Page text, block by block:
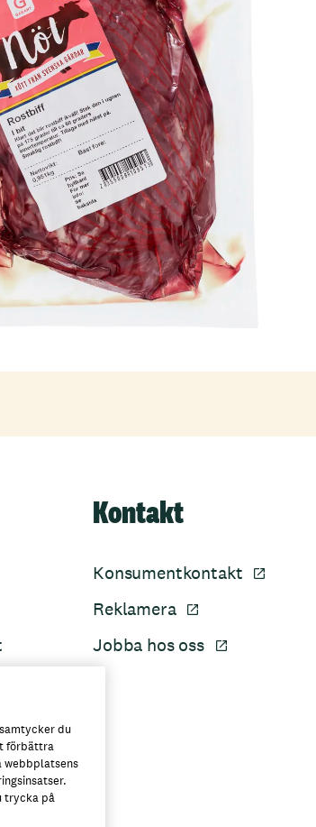
Kontakt
Konsumentkontakt
Reklamera
Jobba hos oss
du
förbättra
webbplatsens
trycka på